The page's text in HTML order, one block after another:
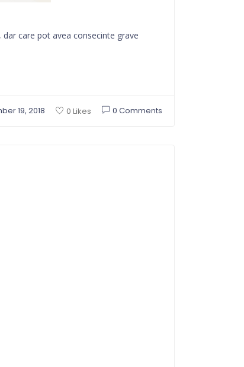
care pot avea consecinte grave
19, 2018 0 Likes 0 Comments